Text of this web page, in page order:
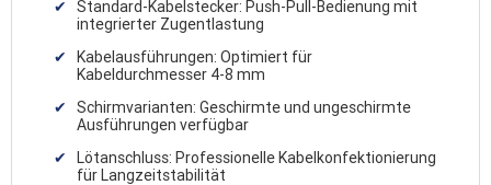
Standard-Kabelstecker: Push-Pull-Bedienung mit
integrierter Zugentlastung
Kabelausführungen: Optimiert für
Kabeldurchmesser 4-8 mm
Schirmvarianten: Geschirmte und ungeschirmte
Ausführungen verfügbar
Lötanschluss: Professionelle Kabelkonfektionierung
für Langzeitstabilität